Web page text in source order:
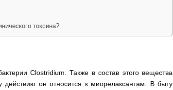
токсина?
Clostridium. Также в состав этого вещества
он относится к миорелаксантам. В быту